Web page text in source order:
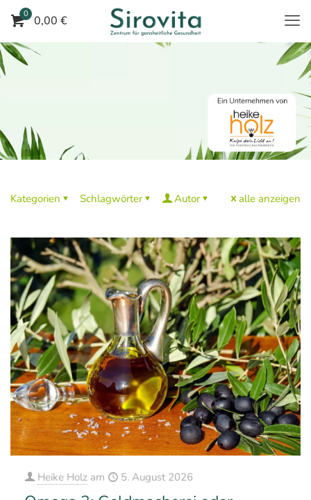
0 0,00 €
Kategorien Schlagwörter Autor alle anzeigen
Heike Holz am 5. August 2026